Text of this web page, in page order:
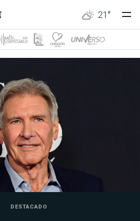
21 °
DESTACADO